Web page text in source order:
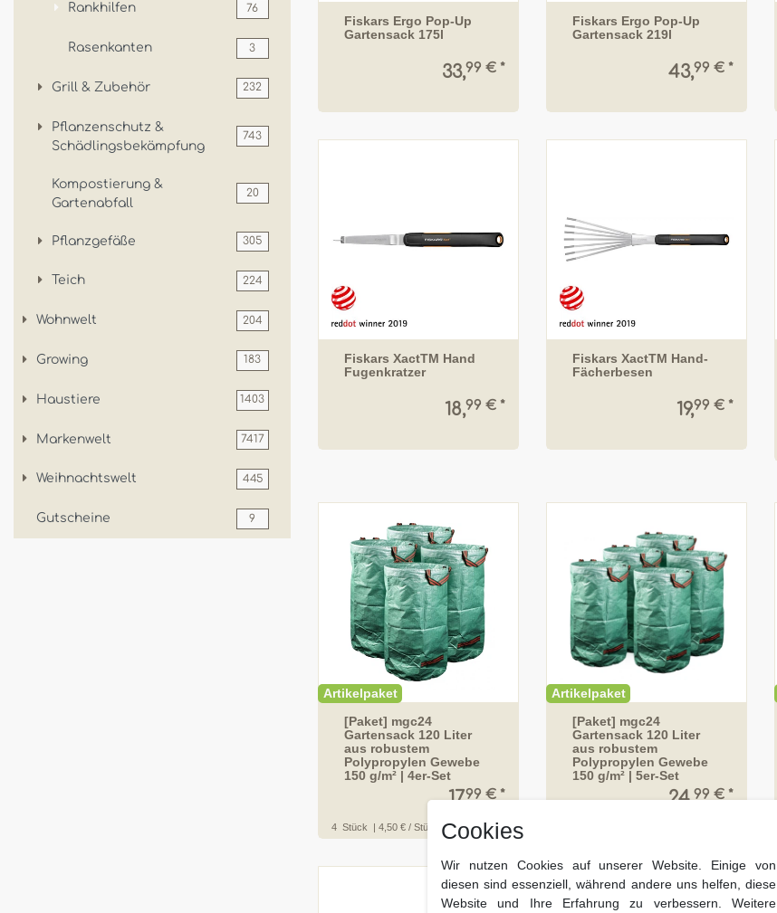
Rankhilfen 76
Rasenkanten 3
Grill & Zubehör 232
Pflanzenschutz &
Schädlingsbekämpfung
743
Kompostierung &
Gartenabfall
20
Pflanzgefäße 305
Teich 224
Wohnwelt 204
Growing 183
Haustiere 1403
Markenwelt 7417
Weihnachtswelt 445
Gutscheine 9
Fiskars Ergo Pop-Up
Gartensack 175l
33,99 € *
Fiskars Ergo Pop-Up
Gartensack 219l
43,99 € *
Fiskars XactTM Hand
Fugenkratzer
18,99 € *
Fiskars XactTM Hand-
Fächerbesen
19,99 € *
Artikelpaket
[Paket] mgc24
Gartensack 120 Liter
aus robustem
Polypropylen Gewebe
150 g/m² | 4er-Set
17,99 € *
4 Stück | 4,50 € / Stück
Artikelpaket
[Paket] mgc24
Gartensack 120 Liter
aus robustem
Polypropylen Gewebe
150 g/m² | 5er-Set
24,99 € *
Cookies
Wir nutzen Cookies auf unserer Website. Einige von
diesen sind essenziell, während andere uns helfen, diese
Website und Ihre Erfahrung zu verbessern. Weitere